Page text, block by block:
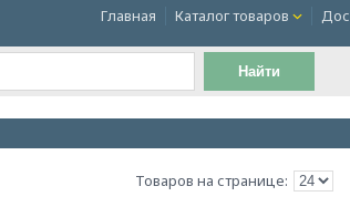
Главная Каталог товаров
Найти